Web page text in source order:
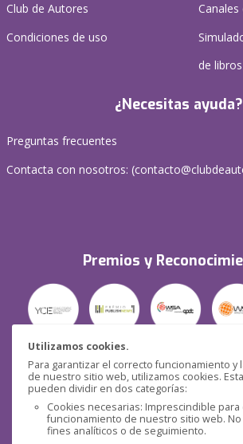
Utilizamos cookies.
Para garantizar el correcto funcionamiento y
de nuestro sitio web, utilizamos cookies.
pueden dividir en dos categorías:
Cookies necesarias: Imprescindible para
funcionamiento de nuestro sitio web.
fines analíticos o de seguimiento.
Club de Autores
Condiciones de uso
de libros
¿Necesitas ayuda?
Preguntas frecuentes
Contacta con nosotros: (
Premios y
Seguridad